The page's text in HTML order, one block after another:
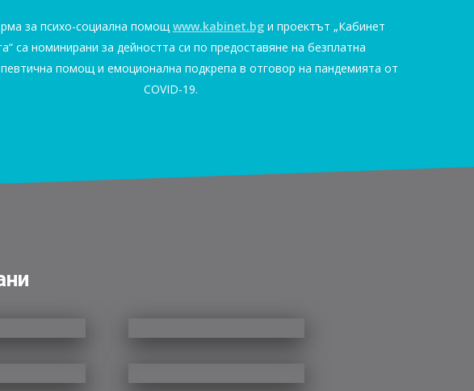
за психо-социална помощ www.kabinet.bgи проектът „Кабинет
са номинирани за дейността си по предоставяне на безплатна
помощ и емоционална подкрепа в отговор на пандемията от
COVID-19.